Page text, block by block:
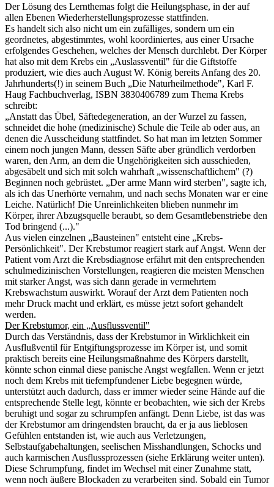
Der Lösung des Lernthemas folgt die Heilungsphase, in der auf
allen Ebenen Wiederherstellungsprozesse stattfinden.
Es handelt sich also nicht um ein zufälliges, sondern um ein
geordnetes, abgestimmtes, wohl koordiniertes, aus einer Ursache
erfolgendes Geschehen, welches der Mensch durchlebt. Der Körper
hat also mit dem Krebs ein „Auslassventil" für die Giftstoffe
produziert, wie dies auch August W. König bereits Anfang des 20.
Jahrhunderts(!) in seinem Buch „Die Naturheilmethode", Karl F.
Haug Fachbuchverlag, ISBN 3830406789 zum Thema Krebs
schreibt:
„Anstatt das Übel, Säftedegeneration, an der Wurzel zu fassen,
schneidet die hohe (medizinische) Schule die Teile ab oder aus, an
denen die Ausscheidung stattfindet. So hat man im letzten Sommer
einem noch jungen Mann, dessen Säfte aber gründlich verdorben
waren, den Arm, an dem die Ungehörigkeiten sich ausschieden,
abgesäbelt und sich mit solch wahrhaft „wissenschaftlichem" (?)
Beginnen noch gebrüstet. „Der arme Mann wird sterben", sagte ich,
als ich das Unerhörte vernahm, und nach sechs Monaten war er eine
Leiche. Natürlich! Die Unreinlichkeiten blieben nunmehr im
Körper, ihrer Abzugsquelle beraubt, so dem Gesamtlebenstriebe den
Tod bringend (...)."
Aus vielen einzelnen „Bausteinen" entsteht eine „Krebs-
Persönlichkeit". Der Krebstumor reagiert stark auf Angst. Wenn der
Patient vom Arzt die Krebsdiagnose erfährt mit den entsprechenden
schulmedizinischen Vorstellungen, reagieren die meisten Menschen
mit starker Angst, was sich dann gerade in vermehrtem
Krebswachstum auswirkt. Worauf der Arzt dem Patienten noch
mehr Druck macht und erklärt, es müsse jetzt sofort gehandelt
werden.
Der Krebstumor, ein „Ausflussventil"
Durch das Verständnis, dass der Krebstumor in Wirklichkeit ein
Ausflußventil für Entgiftungsprozesse im Körper ist, und somit
praktisch bereits eine Heilungsmaßnahme des Körpers darstellt,
könnte schon einmal diese panische Angst wegfallen. Wenn er jetzt
noch dem Krebs mit tiefempfundener Liebe begegnen würde,
unterstützt auch dadurch, dass er immer wieder seine Hände auf die
entsprechende Stelle legt, könnte er beobachten, wie sich der Krebs
beruhigt und sogar zu schrumpfen anfängt. Denn Liebe, ist das was
der Krebstumor am dringendsten braucht, da er ja aus lieblosen
Gefühlen entstanden ist, wie auch aus Verletzungen,
Selbstaufgabehaltungen, seelischen Misshandlungen, Schocks und
auch karmischen Ausflussprozessen (siehe Erklärung weiter unten).
Diese Schrumpfung, findet im Wechsel mit einer Zunahme statt,
wenn noch äußere Blockaden zu verarbeiten sind. Sobald ein Tumor